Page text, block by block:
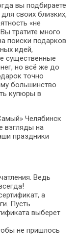
вы подбираете
своих близких,
«не
тратите много
поиски подарков
идей,
существенные
но всё же до
точно
большинство
купюры в
Челябинск
взгляды на
праздники
Ведь
а
Пусть
выберет
не пришлось